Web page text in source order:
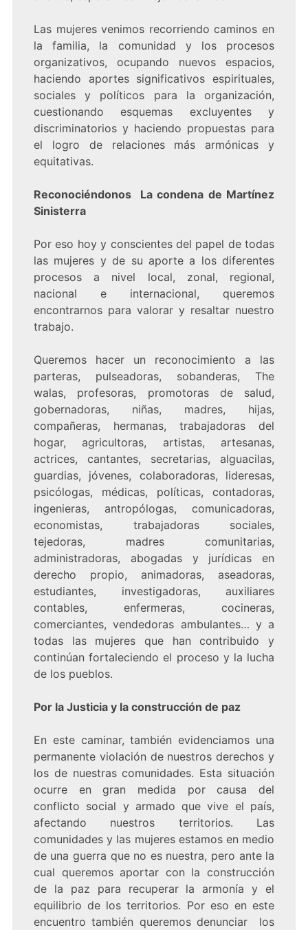
Las mujeres venimos recorriendo caminos en
la familia, la comunidad y los procesos
organizativos, ocupando nuevos espacios,
haciendo aportes significativos espirituales,
sociales y políticos para la organización,
cuestionando esquemas excluyentes y
discriminatorios y haciendo propuestas para
el logro de relaciones más armónicas y
equitativas.
Reconociéndonos La condena de Martínez
Sinisterra
Por eso hoy y conscientes del papel de todas
las mujeres y de su aporte a los diferentes
procesos a nivel local, zonal, regional,
nacional e internacional, queremos
encontrarnos para valorar y resaltar nuestro
trabajo.
Queremos hacer un reconocimiento a las
parteras, pulseadoras, sobanderas, The
walas, profesoras, promotoras de salud,
gobernadoras, niñas, madres, hijas,
compañeras, hermanas, trabajadoras del
hogar, agricultoras, artistas, artesanas,
actrices, cantantes, secretarias, alguacilas,
guardias, jóvenes, colaboradoras, lideresas,
psicólogas, médicas, políticas, contadoras,
ingenieras, antropólogas, comunicadoras,
economistas, trabajadoras sociales,
tejedoras, madres comunitarias,
administradoras, abogadas y jurídicas en
derecho propio, animadoras, aseadoras,
estudiantes, investigadoras, auxiliares
contables, enfermeras, cocineras,
comerciantes, vendedoras ambulantes… y a
todas las mujeres que han contribuido y
continúan fortaleciendo el proceso y la lucha
de los pueblos.
Por la Justicia y la construcción de paz
En este caminar, también evidenciamos una
permanente violación de nuestros derechos y
los de nuestras comunidades. Esta situación
ocurre en gran medida por causa del
conflicto social y armado que vive el país,
afectando nuestros territorios. Las
comunidades y las mujeres estamos en medio
de una guerra que no es nuestra, pero ante la
cual queremos aportar con la construcción
de la paz para recuperar la armonía y el
equilibrio de los territorios. Por eso en este
encuentro también queremos denunciar los